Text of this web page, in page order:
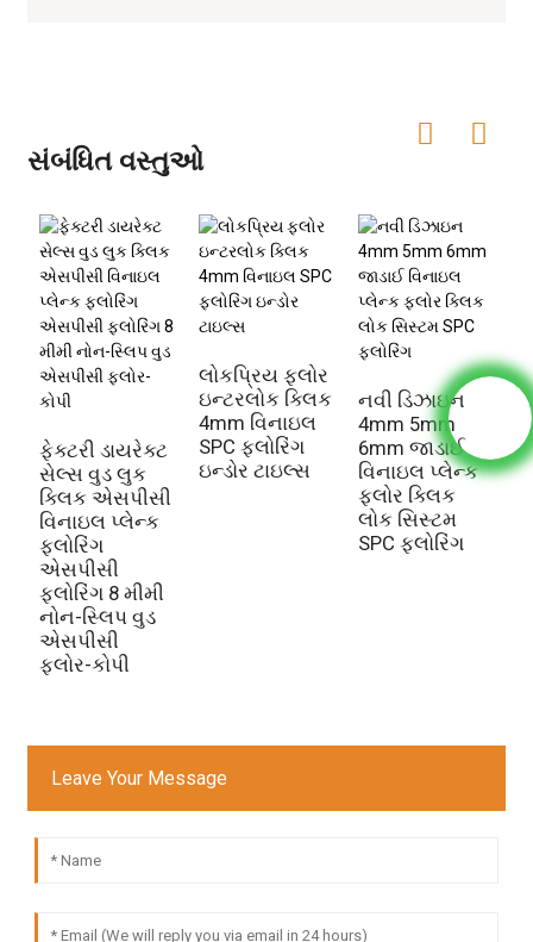
સંબંધિત વસ્તુઓ
ફેક્ટરી ડાયરેક્ટ
સેલ્સ વુડ લુક
ક્લિક એસપીસી
વિનાઇલ પ્લેન્ક
ફ્લોરિંગ
એસપીસી
ફ્લોરિંગ 8 મીમી
નોન-સ્લિપ વુડ
એસપીસી
ફ્લોર-કોપી
લોકપ્રિય ફ્લોર
ઇન્ટરલોક ક્લિક
4mm વિનાઇલ
SPC ફ્લોરિંગ
ઇન્ડોર ટાઇલ્સ
નવી ડિઝાઇન
4mm 5mm
6mm જાડાઈ
વિનાઇલ પ્લેન્ક
ફ્લોર ક્લિક
લોક સિસ્ટમ
SPC ફ્લોરિંગ
Leave Your Message